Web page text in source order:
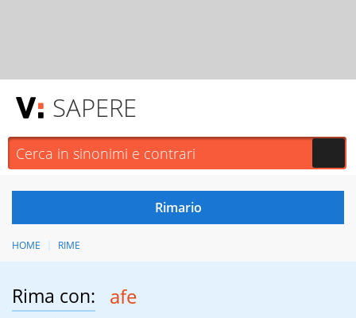
SAPERE
HOME RIME
Rima con: afe